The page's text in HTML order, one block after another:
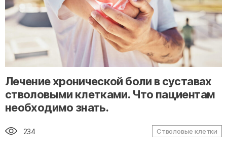
" alt="loading" class="img-responsive"/>
Лечение хронической боли в суставах
стволовыми клетками. Что пациентам
необходимо знать.
234 Стволовые клетки